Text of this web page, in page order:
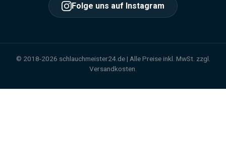
Folge uns auf Instagram
© 2018-2026 schlauchmeister24.de | Alle Preise inkl. MwSt. zzgl.
Versandkosten.